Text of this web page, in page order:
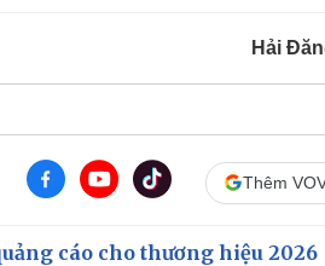
Hải
Thêm
cáo cho thương hiệu 2026